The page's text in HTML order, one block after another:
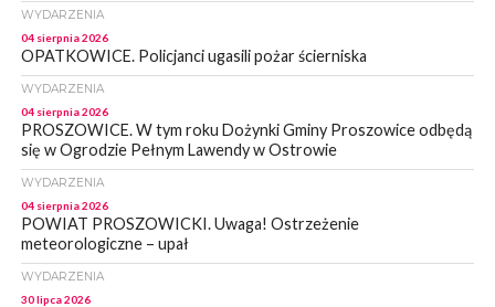
WYDARZENIA
04 sierpnia 2026
OPATKOWICE. Policjanci ugasili pożar ścierniska
WYDARZENIA
04 sierpnia 2026
PROSZOWICE. W tym roku Dożynki Gminy Proszowice odbędą
się w Ogrodzie Pełnym Lawendy w Ostrowie
WYDARZENIA
04 sierpnia 2026
POWIAT PROSZOWICKI. Uwaga! Ostrzeżenie
meteorologiczne – upał
WYDARZENIA
30 lipca 2026